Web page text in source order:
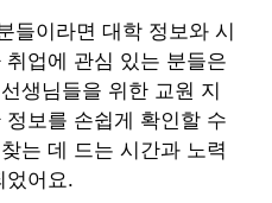
들이라면 대학 정보와 시
업에 관심 있는 분들은
생님들을 위한 교원 지
보를 손쉽게 확인할 수
는 데 드는 시간과 노력
었어요.